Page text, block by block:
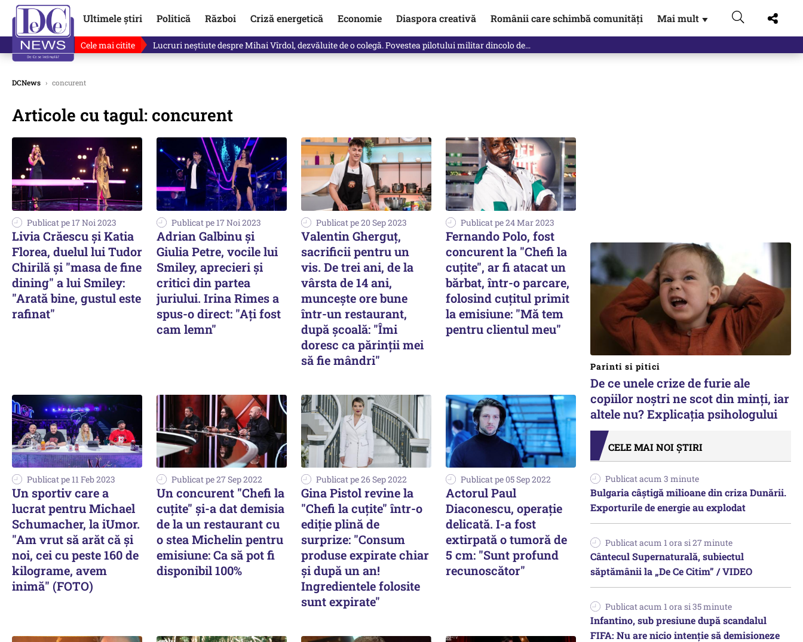
Ultimele știri Politică Război Criză energetică Economie Diaspora creativă Românii care schimbă comunități Mai mult ▼
Cele mai citite Lucruri neștiute despre Mihai Vîrdol, dezvăluite de o colegă. Povestea pilotului militar dincolo de…
DCNews › concurent
Articole cu tagul: concurent
Publicat pe 17 Noi 2023
Livia Crăescu și Katia
Florea, duelul lui Tudor
Chirilă și "masa de fine
dining" a lui Smiley:
"Arată bine, gustul este
rafinat"
Publicat pe 17 Noi 2023
Adrian Galbinu și
Giulia Petre, vocile lui
Smiley, aprecieri și
critici din partea
juriului. Irina Rimes a
spus-o direct: "Ați fost
cam lemn"
Publicat pe 20 Sep 2023
Valentin Gherguț,
sacrificii pentru un
vis. De trei ani, de la
vârsta de 14 ani,
muncește ore bune
într-un restaurant,
după școală: "Îmi
doresc ca părinții mei
să fie mândri"
Publicat pe 24 Mar 2023
Fernando Polo, fost
concurent la "Chefi la
cuțite", ar fi atacat un
bărbat, într-o parcare,
folosind cuțitul primit
la emisiune: "Mă tem
pentru clientul meu"
Publicat pe 11 Feb 2023
Un sportiv care a
lucrat pentru Michael
Schumacher, la iUmor.
"Am vrut să arăt că și
noi, cei cu peste 160 de
kilograme, avem
inimă" (FOTO)
Publicat pe 27 Sep 2022
Un concurent "Chefi la
cuțite" și-a dat demisia
de la un restaurant cu
o stea Michelin pentru
emisiune: Ca să pot fi
disponibil 100%
Publicat pe 26 Sep 2022
Gina Pistol revine la
"Chefi la cuțite" într-o
ediție plină de
surprize: "Consum
produse expirate chiar
și după un an!
Ingredientele folosite
sunt expirate"
Publicat pe 05 Sep 2022
Actorul Paul
Diaconescu, operație
delicată. I-a fost
extirpată o tumoră de
5 cm: "Sunt profund
recunoscător"
Parinti si pitici
De ce unele crize de furie ale
copiilor noștri ne scot din minți, iar
altele nu? Explicația psihologului
CELE MAI NOI ȘTIRI
Publicat acum 3 minute
Bulgaria câștigă milioane din criza Dunării.
Exporturile de energie au explodat
Publicat acum 1 ora si 27 minute
Cântecul Supernaturală, subiectul
săptămânii la „De Ce Citim” / VIDEO
Publicat acum 1 ora si 35 minute
Infantino, sub presiune după scandalul
FIFA: Nu are nicio intenție să demisioneze